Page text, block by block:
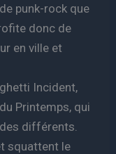
punk-rock que
donc de
en ville et
Incident,
Printemps, qui
différents.
squattent le